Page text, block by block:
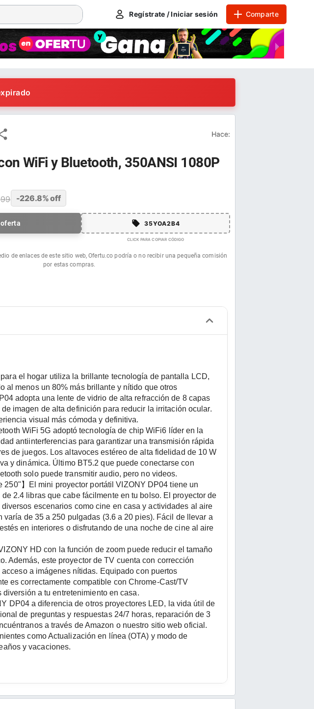
Regístrate / Iniciar sesión Comparte
Hace:
WiFi y Bluetooth, 350ANSI 1080P
-226.8% off
35YOA2B4
CLICK PARA COPIAR CÓDIGO
de enlaces de este sitio web, Ofertu.co podría o no recibir una pequeña comisión
por estas compras.
el hogar utiliza la brillante tecnología de pantalla LCD,
al menos un 80% más brillante y nítido que otros
adopta una lente de vidrio de alta refracción de 8 capas
imagen de alta definición para reducir la irritación ocular.
visual más cómoda y definitiva.
WiFi 5G adoptó tecnología de chip WiFi6 líder en la
antiinterferencias para garantizar una transmisión rápida
de juegos. Los altavoces estéreo de alta fidelidad de 10 W
y dinámica. Último BT5.2 que puede conectarse con
solo puede transmitir audio, pero no videos.
】El mini proyector portátil VIZONY DP04 tiene un
2.4 libras que cabe fácilmente en tu bolso. El proyector de
escenarios como cine en casa y actividades al aire
de 35 a 250 pulgadas (3.6 a 20 pies). Fácil de llevar a
en interiores o disfrutando de una noche de cine al aire
HD con la función de zoom puede reducir el tamaño
Además, este proyector de TV cuenta con corrección
a imágenes nítidas. Equipado con puertos
es correctamente compatible con Chrome-Cast/TV
a tu entretenimiento en casa.
DP04 a diferencia de otros proyectores LED, la vida útil de
de preguntas y respuestas 24/7 horas, reparación de 3
a través de Amazon o nuestro sitio web oficial.
como Actualización en línea (OTA) y modo de
y vacaciones.